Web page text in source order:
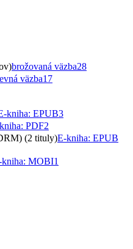
brožovaná väzba28
väzba17
kniha: EPUB3
PDF2
(2 tituly)E-kniha: EPUB
kniha: MOBI1